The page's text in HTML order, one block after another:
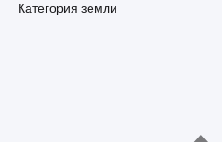
Категория земли